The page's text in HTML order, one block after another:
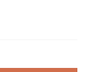
WMT594-VN